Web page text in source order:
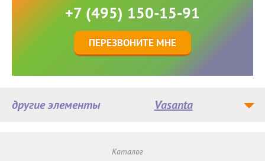
+7 (495) 150-15-91
ПЕРЕЗВОНИТЕ МНЕ
другие элементы Vasanta
Каталог